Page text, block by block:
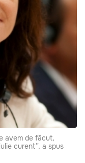
avem de făcut,
curent”, a spus